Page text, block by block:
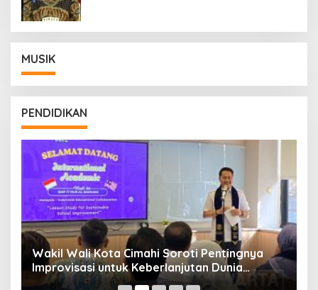
MUSIK
PENDIDIKAN
Wakil Wali Kota Cimahi Soroti Pentingnya
Improvisasi untuk Keberlanjutan Dunia
Pendidikan